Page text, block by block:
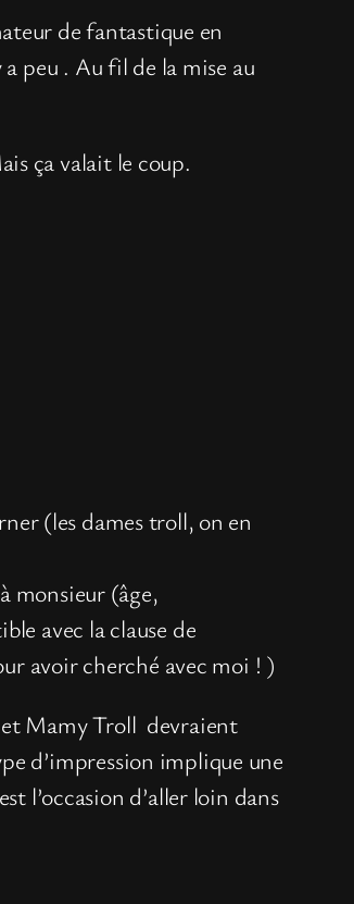
de fantastique en
peu . Au fil de la mise au
ça valait le coup.
(les dames troll, on en
monsieur (âge,
avec la clause de
avoir cherché avec moi ! )
Mamy Troll devraient
d’impression implique une
l’occasion d’aller loin dans